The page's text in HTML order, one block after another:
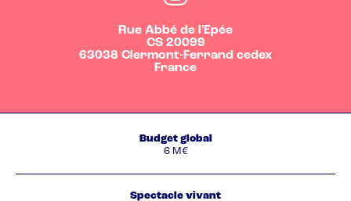
Rue Abbé de l'Epée
CS 20099
63038 Clermont-Ferrand cedex
France
Budget global
6 M€
Spectacle vivant